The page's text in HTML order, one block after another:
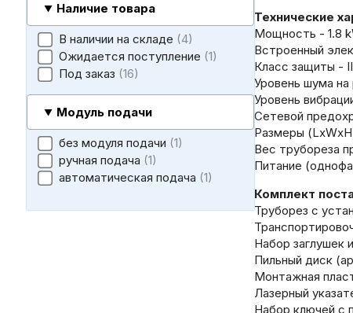
Наличие товара
В наличии на складе 4
Ожидается поступление 1
Под заказ 16
Модуль подачи
без модуля подачи 1
ручная подача 1
автоматическая подача 1
Технические
Мощность - 1.8
Встроенный
Класс защиты -
Уровень шума
Уровень
Сетевой
Размеры
Вес трубореза
Питание
Комплект
Труборез с
Набор заглушек
Пильный диск
Монтажная
Лазерный
Набор ключей с